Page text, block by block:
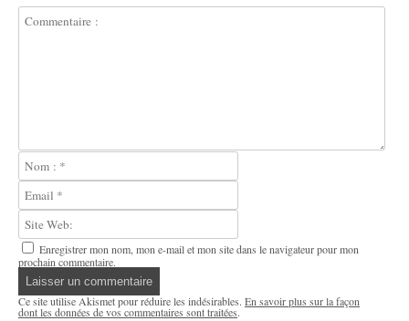
Enregistrer mon nom, mon e-mail et mon site dans le navigateur pour mon
prochain commentaire.
Ce site utilise Akismet pour réduire les indésirables. En savoir plus sur la façon
dont les données de vos commentaires sont traitées.